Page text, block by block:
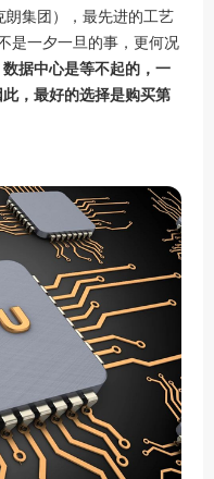
朗集团），最先进的工艺
是一夕一旦的事，更何况
数据中心是等不起的，一
此，最好的选择是购买第